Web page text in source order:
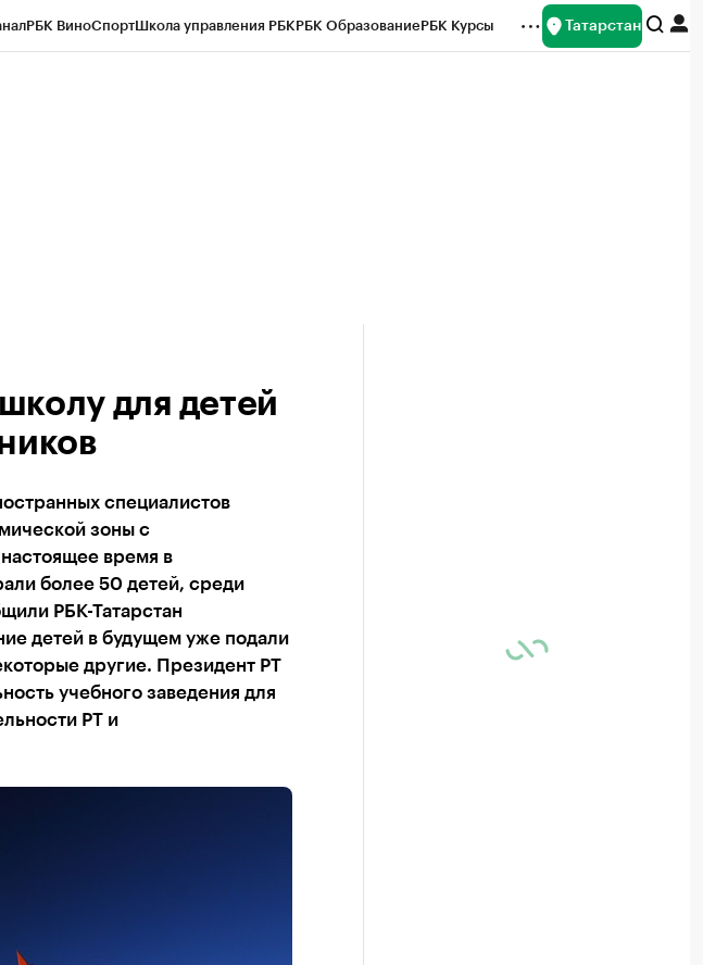
РБК ВиноСпортШкола управления РБКРБК ОбразованиеРБК Курсы Татарстан
для детей
специалистов
зоны с
время в
более 50 детей, среди
РБК-Татарстан
детей в будущем уже подали
другие. Президент РТ
учебного заведения для
РТ и